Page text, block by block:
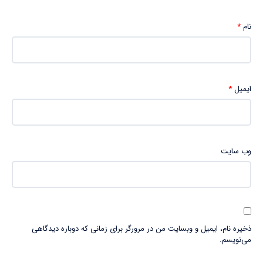
نام*
ایمیل*
وب‌ سایت
ذخیره نام، ایمیل و وبسایت من در مرورگر برای زمانی که دوباره دیدگاهی
می‌نویسم.